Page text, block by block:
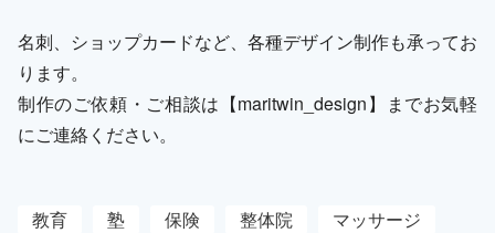
名刺、ショップカードなど、各種デザイン制作も承ってお
ります。
制作のご依頼・ご相談は【maritwin_design】までお気軽
にご連絡ください。
教育 塾 保険 整体院 マッサージ